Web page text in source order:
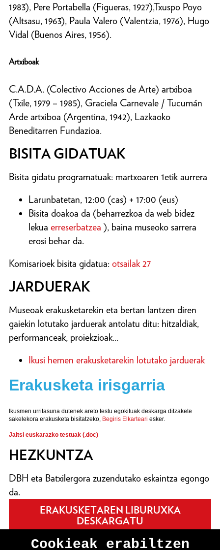
1983), Pere Portabella (Figueras, 1927),Txuspo Poyo
(Altsasu, 1963), Paula Valero (Valentzia, 1976), Hugo
Vidal (Buenos Aires, 1956).
Artxiboak
C.A.D.A. (Colectivo Acciones de Arte) artxiboa
(Txile, 1979 – 1985), Graciela Carnevale / Tucumán
Arde artxiboa (Argentina, 1942), Lazkaoko
Beneditarren Fundazioa.
BISITA GIDATUAK
Bisita gidatu programatuak: martxoaren 1etik aurrera
Larunbatetan, 12:00 (cas) + 17:00 (eus)
Bisita doakoa da (beharrezkoa da web bidez
lekua erreserbatzea ), baina museoko sarrera
erosi behar da.
Komisarioek bisita gidatua: otsailak 27
JARDUERAK
Museoak erakusketarekin eta bertan lantzen diren
gaiekin lotutako jarduerak antolatu ditu: hitzaldiak,
performanceak, proiekzioak...
Ikusi hemen erakusketarekin lotutako jarduerak
Erakusketa irisgarria
Ikusmen urritasuna dutenek areto testu egokituak deskarga ditzakete
sakelekora erakusketa bisitatzeko, Begiris Elkarteari esker.
Jaitsi euskarazko testuak (.doc)
HEZKUNTZA
DBH eta Batxilergora zuzendutako eskaintza egongo
da.
ERAKUSKETAREN LIBURUXKA
DESKARGATU
Cookieak erabiltzen